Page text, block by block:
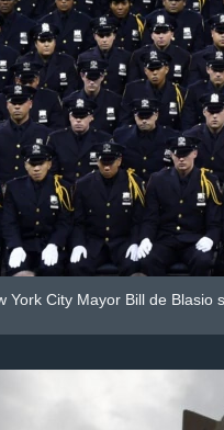
York City Mayor Bill de Blasio